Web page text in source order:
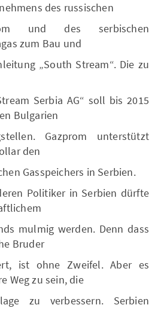
des russischen
und des serbischen
zum Bau und
„South Stream“. Die zu
Serbia AG“ soll bis 2015
Bulgarien
Gazprom unterstützt
den
Gasspeichers in Serbien.
Politiker in Serbien dürfte
mulmig werden. Denn dass
Bruder
ist ohne Zweifel. Aber es
Weg zu sein, die
zu verbessern. Serbien